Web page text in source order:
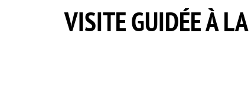
VISITE GUIDÉE À